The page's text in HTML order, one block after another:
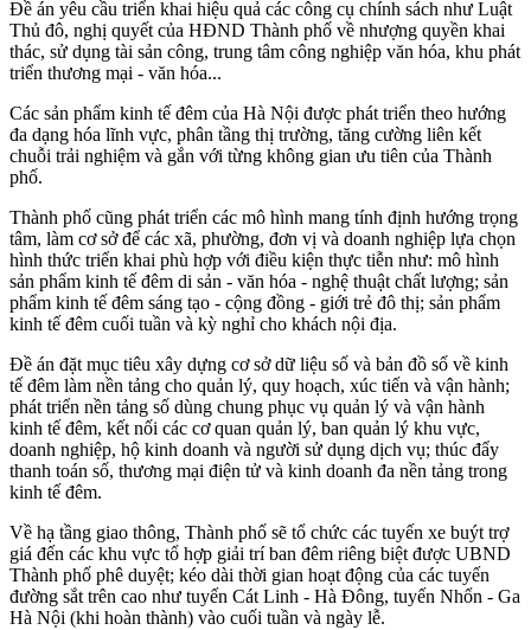
Đề án yêu cầu triển khai hiệu quả các công cụ chính sách như Luật
Thủ đô, nghị quyết của HĐND Thành phố về nhượng quyền khai
thác, sử dụng tài sản công, trung tâm công nghiệp văn hóa, khu phát
triển thương mại - văn hóa...
Các sản phẩm kinh tế đêm của Hà Nội được phát triển theo hướng
đa dạng hóa lĩnh vực, phân tầng thị trường, tăng cường liên kết
chuỗi trải nghiệm và gắn với từng không gian ưu tiên của Thành
phố.
Thành phố cũng phát triển các mô hình mang tính định hướng trọng
tâm, làm cơ sở để các xã, phường, đơn vị và doanh nghiệp lựa chọn
hình thức triển khai phù hợp với điều kiện thực tiễn như: mô hình
sản phẩm kinh tế đêm di sản - văn hóa - nghệ thuật chất lượng; sản
phẩm kinh tế đêm sáng tạo - cộng đồng - giới trẻ đô thị; sản phẩm
kinh tế đêm cuối tuần và kỳ nghỉ cho khách nội địa.
Đề án đặt mục tiêu xây dựng cơ sở dữ liệu số và bản đồ số về kinh
tế đêm làm nền tảng cho quản lý, quy hoạch, xúc tiến và vận hành;
phát triển nền tảng số dùng chung phục vụ quản lý và vận hành
kinh tế đêm, kết nối các cơ quan quản lý, ban quản lý khu vực,
doanh nghiệp, hộ kinh doanh và người sử dụng dịch vụ; thúc đẩy
thanh toán số, thương mại điện tử và kinh doanh đa nền tảng trong
kinh tế đêm.
Về hạ tầng giao thông, Thành phố sẽ tổ chức các tuyến xe buýt trợ
giá đến các khu vực tổ hợp giải trí ban đêm riêng biệt được UBND
Thành phố phê duyệt; kéo dài thời gian hoạt động của các tuyến
đường sắt trên cao như tuyến Cát Linh - Hà Đông, tuyến Nhổn - Ga
Hà Nội (khi hoàn thành) vào cuối tuần và ngày lễ.